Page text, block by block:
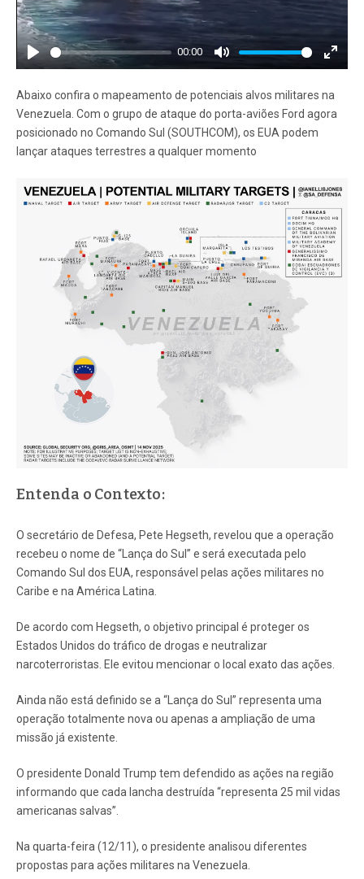
Play
00:00
Mute
Enter
Abaixo confira o mapeamento de potenciais alvos militares na
Venezuela. Com o grupo de ataque do porta-aviões Ford agora
posicionado no Comando Sul (SOUTHCOM), os EUA podem
lançar ataques terrestres a qualquer momento
Entenda o Contexto:
O secretário de Defesa, Pete Hegseth, revelou que a operação
recebeu o nome de “Lança do Sul” e será executada pelo
Comando Sul dos EUA, responsável pelas ações militares no
Caribe e na América Latina.
De acordo com Hegseth, o objetivo principal é proteger os
Estados Unidos do tráfico de drogas e neutralizar
narcoterroristas. Ele evitou mencionar o local exato das ações.
Ainda não está definido se a “Lança do Sul” representa uma
operação totalmente nova ou apenas a ampliação de uma
missão já existente.
O presidente Donald Trump tem defendido as ações na região
informando que cada lancha destruída “representa 25 mil vidas
americanas salvas”.
Na quarta-feira (12/11), o presidente analisou diferentes
propostas para ações militares na Venezuela.